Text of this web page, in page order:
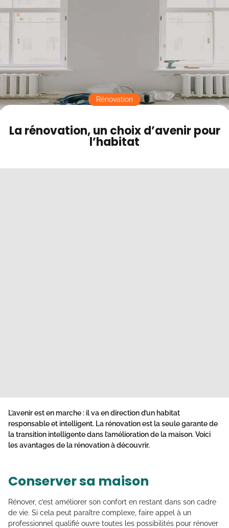
Contact
La rénovation, un choix d’avenir pour
l’habitat
Rénovation
L’avenir est en marche : il va en direction d’un habitat
responsable et intelligent. La rénovation est la seule garante de
la transition intelligente dans l’amélioration de la maison. Voici
les avantages de la rénovation à découvrir.
Conserver sa maison
Rénover, c’est améliorer son confort en restant dans son cadre
de vie. Si cela peut paraître complexe, faire appel à un
professionnel qualifié ouvre toutes les possibilités pour rénover